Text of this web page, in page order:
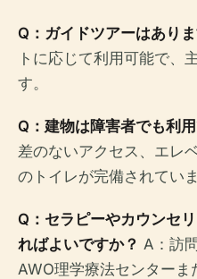
Q：ガイドツアーはあり
トに応じて利用可能で、
す。
Q：建物は障害者でも利
差のないアクセス、エレ
のトイレが完備されていま
Q：セラピーやカウンセ
ればよいですか？ A：訪
AWO理学療法センターま